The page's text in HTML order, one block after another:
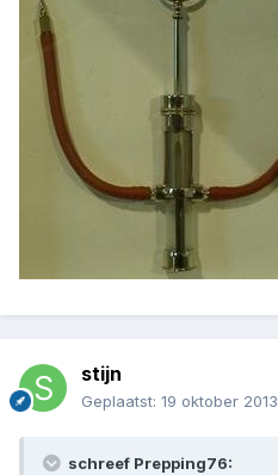
stijn
Geplaatst: 19 oktober 2013
schreef Prepping76: